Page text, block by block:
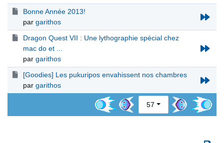
Bonne Année 2013!
par garithos
Dragon Quest VII : Une lythographie spécial chez
mac do et ...
par garithos
[Goodies] Les pukuripos envahissent nos chambres
par garithos
57